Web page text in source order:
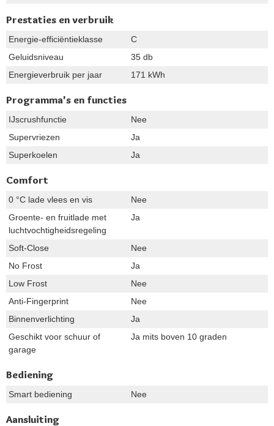
Prestaties en verbruik
Energie-efficiëntieklasse
C
Geluidsniveau
35 db
Energieverbruik per jaar
171 kWh
Programma's en functies
IJscrushfunctie
Nee
Supervriezen
Ja
Superkoelen
Ja
Comfort
0 °C lade vlees en vis
Nee
Groente- en fruitlade met
luchtvochtigheidsregeling
Ja
Soft-Close
Nee
No Frost
Ja
Low Frost
Nee
Anti-Fingerprint
Nee
Binnenverlichting
Ja
Geschikt voor schuur of
garage
Ja mits boven 10 graden
Bediening
Smart bediening Nee
Aansluiting